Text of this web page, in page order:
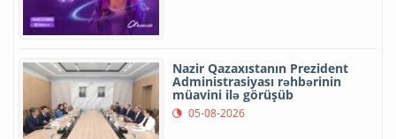
Nazir Qazaxıstanın Prezident
Administrasiyası rəhbərinin
müavini ilə görüşüb
05-08-2026